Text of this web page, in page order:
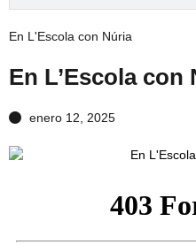
En L'Escola con Núria
En L’Escola con
enero 12, 2025